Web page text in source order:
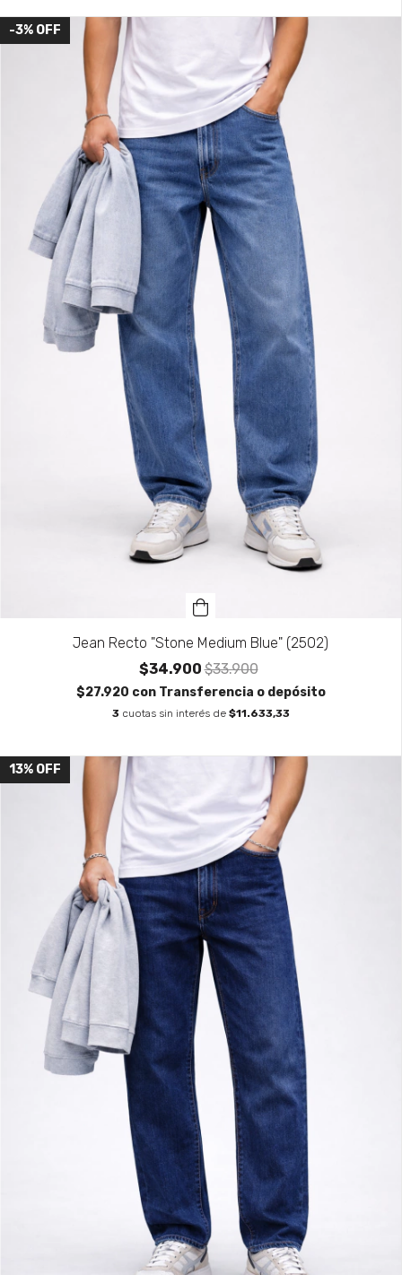
-3% OFF
Jean Recto "Stone Medium Blue" (2502)
$34.900$33.900
$27.920 con Transferencia o depósito
3 cuotas sin interés de $11.633,33
13% OFF